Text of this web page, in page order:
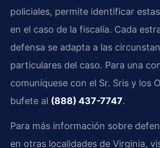
policiales, permite identificar
en el caso de la fiscalía. Cada
defensa se adapta a las
particulares del caso. Para una
comuníquese con el Sr. Sris y los
bufete al (888) 437-7747.
Para más información sobre
en otras localidades de Virginia,